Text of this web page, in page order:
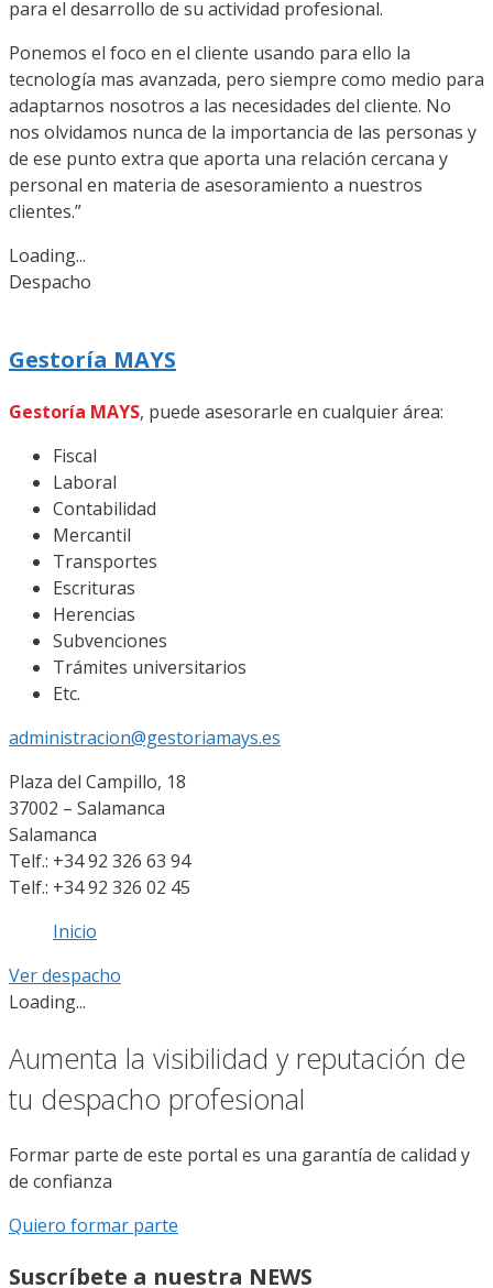
para el desarrollo de su actividad profesional.
Ponemos el foco en el cliente usando para ello la
tecnología mas avanzada, pero siempre como medio para
adaptarnos nosotros a las necesidades del cliente. No
nos olvidamos nunca de la importancia de las personas y
de ese punto extra que aporta una relación cercana y
personal en materia de asesoramiento a nuestros
clientes.”
Loading...
Despacho
Gestoría MAYS
Gestoría MAYS, puede asesorarle en cualquier área:
Fiscal
Laboral
Contabilidad
Mercantil
Transportes
Escrituras
Herencias
Subvenciones
Trámites universitarios
Etc.
administracion@gestoriamays.es
Plaza del Campillo, 18
37002 – Salamanca
Salamanca
Telf.: +34 92 326 63 94
Telf.: +34 92 326 02 45
Inicio
Ver despacho
Loading...
Aumenta la visibilidad y reputación de
tu despacho profesional
Formar parte de este portal es una garantía de calidad y
de confianza
Quiero formar parte
Suscríbete a nuestra NEWS